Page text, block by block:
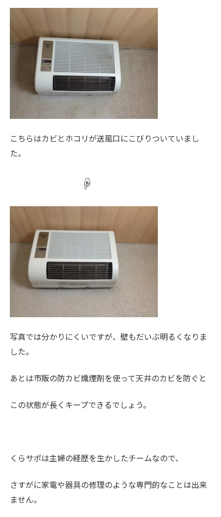
こちらはカビとホコリが送風口にこびりついていまし
た。
☟
写真では分かりにくいですが、壁もだいぶ明るくなりま
した。
あとは市販の防カビ燻煙剤を使って天井のカビを防ぐと
この状態が長くキープできるでしょう。
くらサポは主婦の経歴を生かしたチームなので、
さすがに家電や器具の修理のような専門的なことは出来
ません。